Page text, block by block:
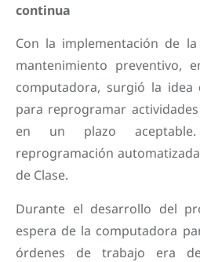
continua
Con la implementación de la
mantenimiento preventivo,
computadora, surgió la
para reprogramar
en un plazo
reprogramación
de Clase.
Durante el desarrollo del
espera de la computadora
órdenes de trabajo era